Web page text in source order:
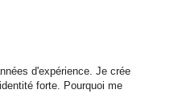
d'expérience. Je crée
forte. Pourquoi me